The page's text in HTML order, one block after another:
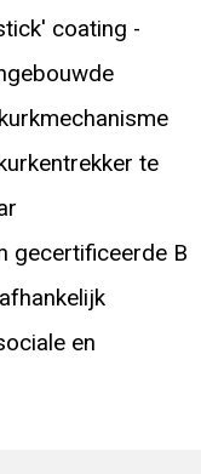
coating -
te
gecertificeerde B
en